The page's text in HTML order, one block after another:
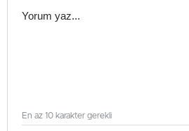
En az 10 karakter gerekli